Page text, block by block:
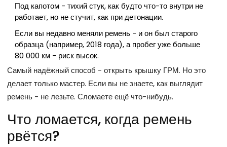
Под капотом - тихий стук, как будто что-то внутри не
работает, но не стучит, как при детонации.
Если вы недавно меняли ремень - и он был старого
образца (например, 2018 года), а пробег уже больше
80 000 км - риск высок.
Самый надёжный способ - открыть крышку ГРМ. Но это
делает только мастер. Если вы не знаете, как выглядит
ремень - не лезьте. Сломаете ещё что-нибудь.
Что ломается, когда ремень
рвётся?